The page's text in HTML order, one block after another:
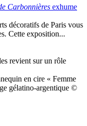
Carbonnières exhume
décoratifs de Paris vous
Cette exposition...
en cire « Femme
gélatino-argentique ©